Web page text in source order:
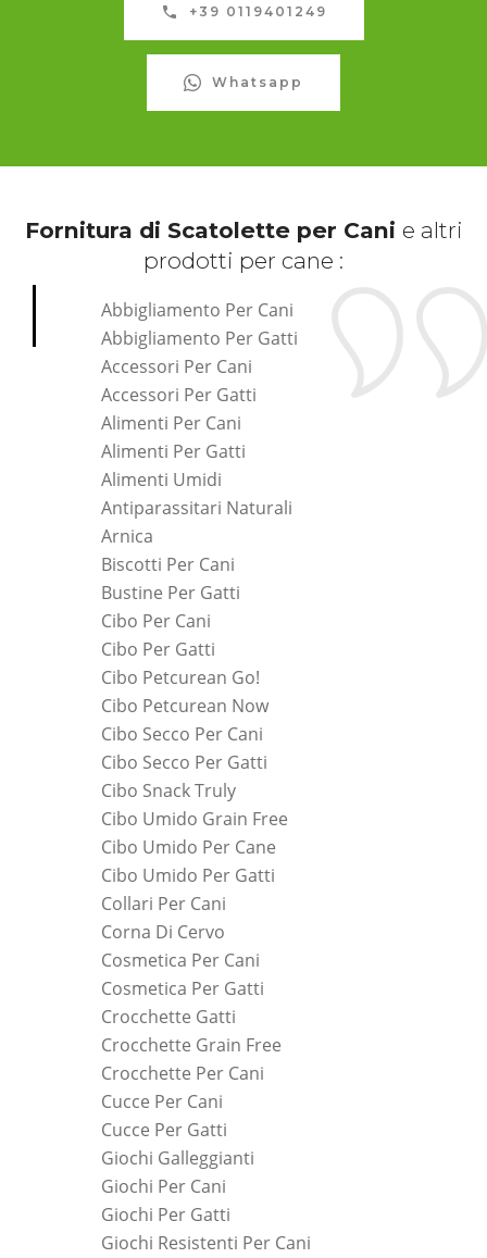
+39 0119401249
Whatsapp
Fornitura di Scatolette per Cani e altri
prodotti per cane :
Abbigliamento Per Cani
Abbigliamento Per Gatti
Accessori Per Cani
Accessori Per Gatti
Alimenti Per Cani
Alimenti Per Gatti
Alimenti Umidi
Antiparassitari Naturali
Arnica
Biscotti Per Cani
Bustine Per Gatti
Cibo Per Cani
Cibo Per Gatti
Cibo Petcurean Go!
Cibo Petcurean Now
Cibo Secco Per Cani
Cibo Secco Per Gatti
Cibo Snack Truly
Cibo Umido Grain Free
Cibo Umido Per Cane
Cibo Umido Per Gatti
Collari Per Cani
Corna Di Cervo
Cosmetica Per Cani
Cosmetica Per Gatti
Crocchette Gatti
Crocchette Grain Free
Crocchette Per Cani
Cucce Per Cani
Cucce Per Gatti
Giochi Galleggianti
Giochi Per Cani
Giochi Per Gatti
Giochi Resistenti Per Cani